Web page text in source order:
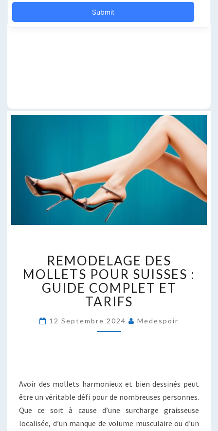
DES
MOLLETS
POUR
SUISSES
:
COMPLET
ET
REMODELAGE DES
MOLLETS POUR SUISSES :
GUIDE COMPLET ET
TARIFS
12 Septembre 2024 Medespoir
Avoir des mollets harmonieux et bien dessinés peut
être un véritable défi pour de nombreuses personnes.
Que ce soit à cause d’une surcharge graisseuse
localisée, d’un manque de volume musculaire ou d’un